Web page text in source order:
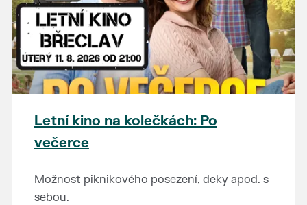
Letní kino na kolečkách: Po
večerce
Možnost piknikového posezení, deky apod. s
sebou.